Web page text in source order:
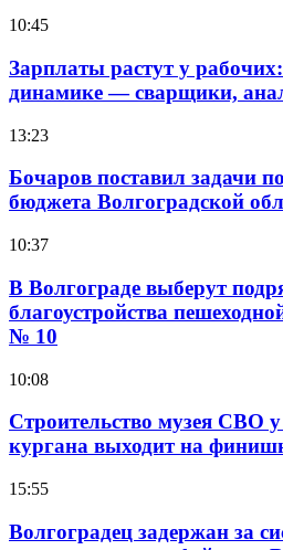
10:45
Зарплаты растут у
динамике — сварщики,
13:23
Бочаров поставил задачи
бюджета Волгоградской
10:37
В Волгограде выберут
благоустройства
№ 10
10:08
Строительство музея СВО
кургана выходит на
15:55
Волгоградец задержан за